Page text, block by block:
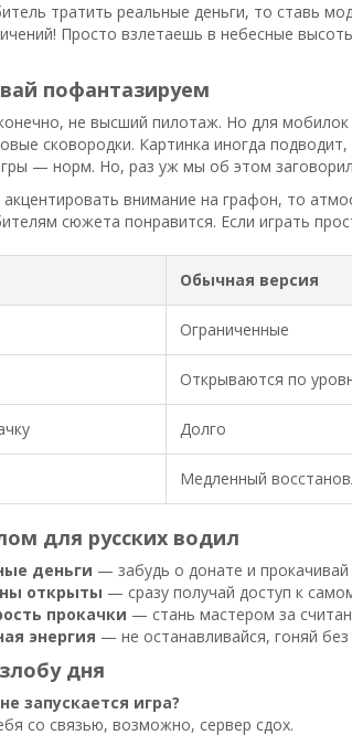
тратить реальные деньги, то ставь
Просто взлетаешь в небесные
пофантазируем
не высший пилотаж. Но для мобилок
сковородки. Картинка иногда
— норм. Но, раз уж мы об этом
внимание на графон, то
сюжета понравится. Если играть
Обычная версия
Ограниченные
Открываются по
Долго
Медленный
для русских водил
деньги — забудь о донате и
открыты — сразу получай доступ к
прокачки — стань мастером за
энергия — не останавливайся, гоняй без
дня
запускается игра?
со связью, возможно, сервер сдох.